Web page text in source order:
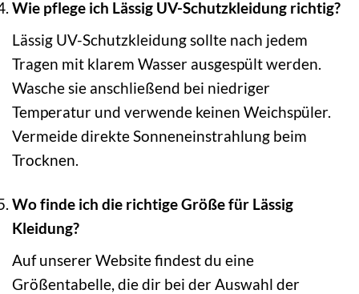
Wie pflege ich Lässig UV-Schutzkleidung richtig?
Lässig UV-Schutzkleidung sollte nach jedem
Tragen mit klarem Wasser ausgespült werden.
Wasche sie anschließend bei niedriger
Temperatur und verwende keinen Weichspüler.
Vermeide direkte Sonneneinstrahlung beim
Trocknen.
Wo finde ich die richtige Größe für Lässig
Kleidung?
Auf unserer Website findest du eine
Größentabelle, die dir bei der Auswahl der